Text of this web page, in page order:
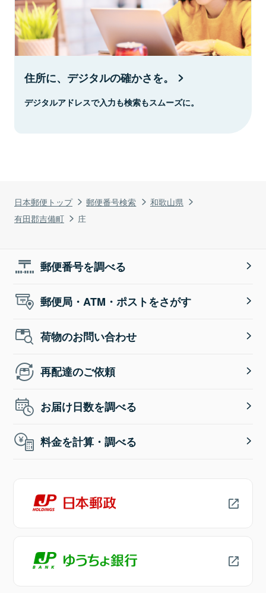
日本郵便トップ 郵便番号検索
和歌山県
有田郡吉備町
庄
住所に、デジタルの確かさを。
デジタルアドレスで入力も検索もスムーズに。
郵便番号を調べる
郵便局・ATM・ポストをさがす
荷物のお問い合わせ
再配達のご依頼
お届け日数を調べる
料金を計算・調べる